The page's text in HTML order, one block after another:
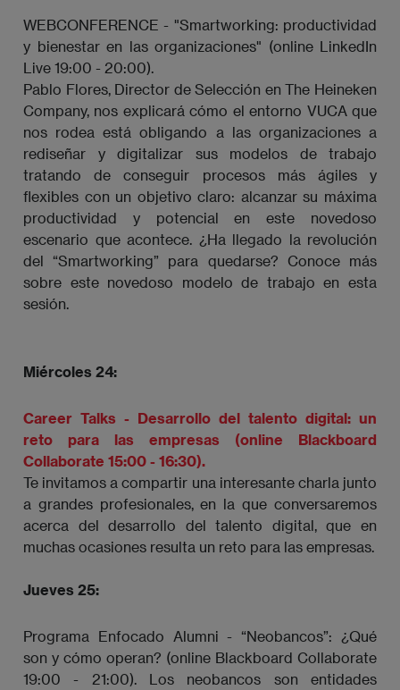
WEBCONFERENCE - "Smartworking: productividad
y bienestar en las organizaciones" (online LinkedIn
Live 19:00 - 20:00).
Pablo Flores, Director de Selección en The Heineken
Company, nos explicará cómo el entorno VUCA que
nos rodea está obligando a las organizaciones a
rediseñar y digitalizar sus modelos de trabajo
tratando de conseguir procesos más ágiles y
flexibles con un objetivo claro: alcanzar su máxima
productividad y potencial en este novedoso
escenario que acontece. ¿Ha llegado la revolución
del “Smartworking” para quedarse? Conoce más
sobre este novedoso modelo de trabajo en esta
sesión.
Miércoles 24:
Career Talks - Desarrollo del talento digital: un
reto para las empresas (online Blackboard
Collaborate 15:00 - 16:30).
Te invitamos a compartir una interesante charla junto
a grandes profesionales, en la que conversaremos
acerca del desarrollo del talento digital, que en
muchas ocasiones resulta un reto para las empresas.
Jueves 25:
Programa Enfocado Alumni - “Neobancos”: ¿Qué
son y cómo operan? (online Blackboard Collaborate
19:00 - 21:00). Los neobancos son entidades